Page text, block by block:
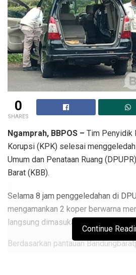
0
SHARES
Ngamprah, BBPOS – Tim Penyidik
Korupsi (KPK) selesai
Umum dan Penataan Ruang
Barat (KBB).
Selama 8 jam penggeledahan di
mengamankan 2 koper berwarna
langsung dimasukan ke mobil
Berdasarkan pantauan
Continue